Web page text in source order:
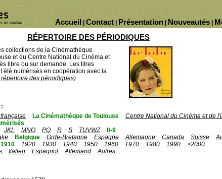
Nouveautés
Présentation
Contact
Accueil
RÉPERTOIRE DES PÉRIODIQUES
collections de la Cinémathèque
et du Centre National du Cinéma et
libre ou sur demande. Les titres
numérisés en coopération avec la
des périodiques)
La Cinémathèque de Toulouse
Centre National du Cinéma et de
JKL MNO PQ R S TUVWZ
0-9
Belgique Grde-Bretagne Espagne Allemagne Canada Suisse
1910 1920 1930 1940 1950 1960 1970 1980 1990
>2000
Italien Espagnol Allemand
Autres